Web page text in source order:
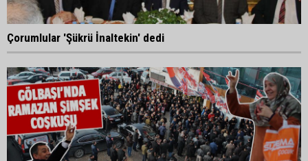
Çorumlular 'Şükrü İnaltekin' dedi